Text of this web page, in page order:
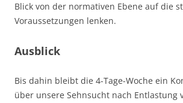
Blick von der normativen Ebene auf die
Voraussetzungen lenken.
Ausblick
Bis dahin bleibt die 4-Tage-Woche ein
über unsere Sehnsucht nach Entlastung